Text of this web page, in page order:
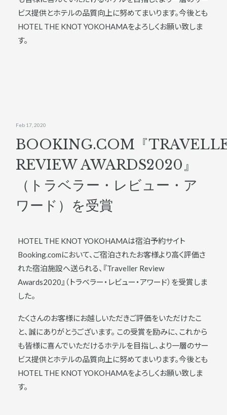
ビス提供とホテルの品質向上に努めてまいります。今後とも
HOTEL THE KNOT YOKOHAMAをよろしくお願い致しま
す。
BOOKING.COM『
REVIEW AWARDS2020』
（トラベラー・レビュー・ア
ワード）を受賞
Feb 17, 2020
HOTEL THE KNOT YOKOHAMAは宿泊予約サイト
Booking.comにおいて、ご宿泊されたお客様より高く評価さ
れた宿泊施設へ送られる、『Traveller Review
Awards2020』（トラベラー・レビュー・アワード）を受賞しま
した。
たくさんのお客様にお越しいただきご評価をいただけたこ
と、誠にありがとうございます。 この受賞を励みに、これから
も皆様に喜んでいただけるホテルを目指し、より一層のサー
ビス提供とホテルの品質向上に努めてまいります。今後とも
HOTEL THE KNOT YOKOHAMAをよろしくお願い致しま
す。